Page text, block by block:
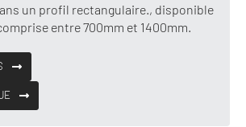
un profil rectangulaire., disponible
entre 700mm et 1400mm.